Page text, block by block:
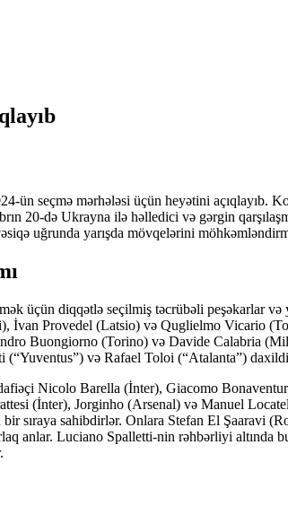
seçmə mərhələsi üçün heyətini açıqlayıb.
20-də Ukrayna ilə həlledici və gərgin
uğrunda yarışda mövqelərini
üçün diqqətlə seçilmiş təcrübəli peşəkarlar və
Provedel (Latsio) və Quglielmo Vicario
Buongiorno (Torino) və Davide Calabria
və Rafael Toloi (“Atalanta”)
Nicolo Barella (İnter), Giacomo
(İnter), Jorginho (Arsenal) və Manuel
sıraya sahibdirlər. Onlara Stefan El Şaaravi
Luciano Spalletti-nin rəhbərliyi altında